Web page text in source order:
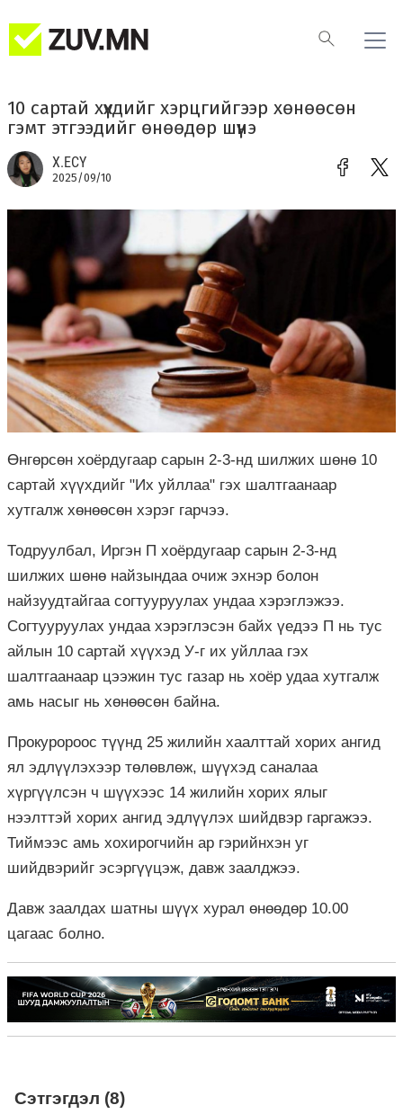
10 сартай хүүхдийг хэрцгийгээр хөнөөсөн
гэмт этгээдийг өнөөдөр шүүнэ
Х.ЕСҮ
2025/09/10
Өнгөрсөн хоёрдугаар сарын 2-3-нд шилжих шөнө 10
сартай хүүхдийг "Их уйллаа" гэх шалтгаанаар
хутгалж хөнөөсөн хэрэг гарчээ.
Тодруулбал, Иргэн П хоёрдугаар сарын 2-3-нд
шилжих шөнө найзындаа очиж эхнэр болон
найзуудтайгаа согтууруулах ундаа хэрэглэжээ.
Согтууруулах ундаа хэрэглэсэн байх үедээ П нь тус
айлын 10 сартай хүүхэд У-г их уйллаа гэх
шалтгаанаар цээжин тус газар нь хоёр удаа хутгалж
амь насыг нь хөнөөсөн байна.
Прокуророос түүнд 25 жилийн хаалттай хорих ангид
ял эдлүүлэхээр төлөвлөж, шүүхэд саналаа
хүргүүлсэн ч шүүхээс 14 жилийн хорих ялыг
нээлттэй хорих ангид эдлүүлэх шийдвэр гаргажээ.
Тиймээс амь хохирогчийн ар гэрийнхэн уг
шийдвэрийг эсэргүүцэж, давж заалджээ.
Давж заалдах шатны шүүх хурал өнөөдөр 10.00
цагаас болно.
Сэтгэгдэл (8)